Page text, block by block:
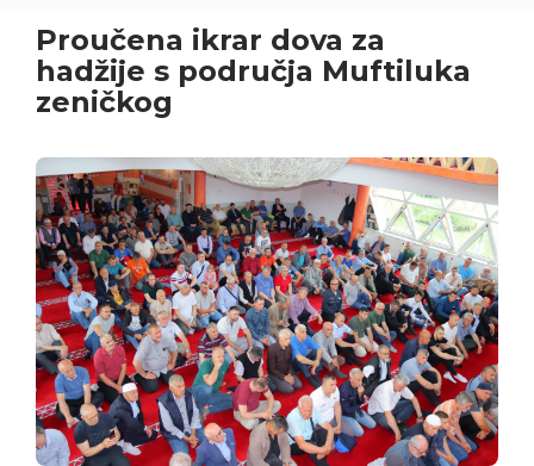
Proučena ikrar dova za
hadžije s područja Muftiluka
zeničkog